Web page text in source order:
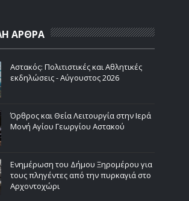
ΑΡΘΡΑ
Αστακός: Πολιτιστικές και Αθλητικές
εκδηλώσεις - Αύγουστος 2026
Όρθρος και Θεία Λειτουργία στην Ιερά
Μονή Αγίου Γεωργίου Αστακού
Ενημέρωση του Δήμου Ξηρομέρου για
τους πληγέντες από την πυρκαγιά στο
Αρχοντοχώρι